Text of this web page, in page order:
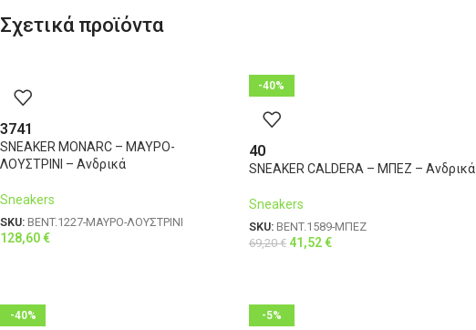
Σχετικά προϊόντα
3741
SNEAKER MONARC – ΜΑΥΡΟ-
ΛΟΥΣΤΡΙΝΙ – Ανδρικά
Sneakers
SKU: BENT.1227-ΜΑΥΡΟ-ΛΟΥΣΤΡΙΝΙ
128,60€
-40%
40
SNEAKER CALDERA – ΜΠΕΖ – Ανδρικά
Sneakers
SKU: BENT.1589-ΜΠΕΖ
69,20€ 41,52€
-40% -5%